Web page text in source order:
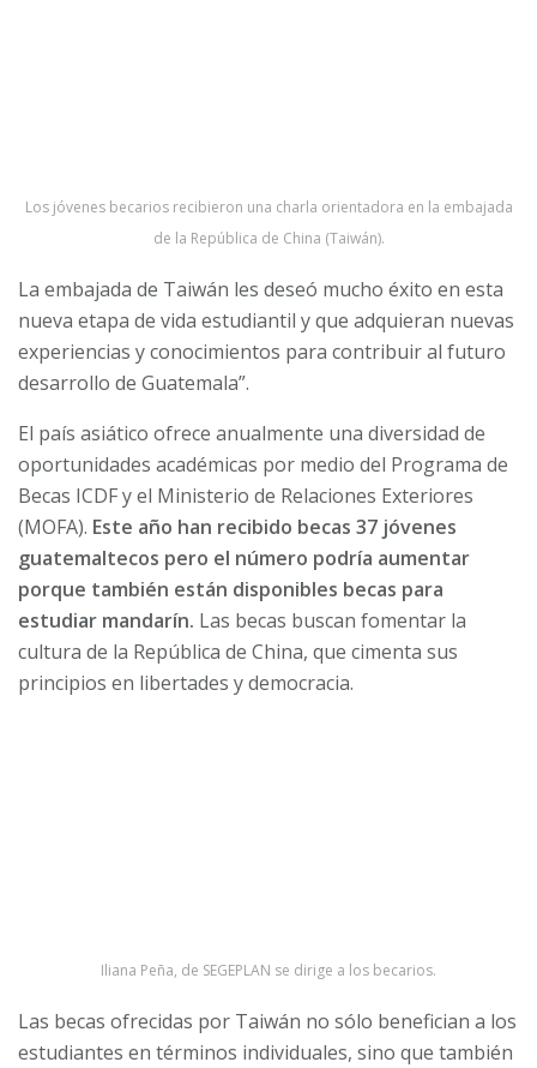
Los jóvenes becarios recibieron una charla orientadora en la embajada
de la República de China (Taiwán).
La embajada de Taiwán les deseó mucho éxito en esta
nueva etapa de vida estudiantil y que adquieran nuevas
experiencias y conocimientos para contribuir al futuro
desarrollo de Guatemala”.
El país asiático ofrece anualmente una diversidad de
oportunidades académicas por medio del Programa de
Becas ICDF y el Ministerio de Relaciones Exteriores
(MOFA). Este año han recibido becas 37 jóvenes
guatemaltecos pero el número podría aumentar
porque también están disponibles becas para
estudiar mandarín. Las becas buscan fomentar la
cultura de la República de China, que cimenta sus
principios en libertades y democracia.
Iliana Peña, de SEGEPLAN se dirige a los becarios.
Las becas ofrecidas por Taiwán no sólo benefician a los
estudiantes en términos individuales, sino que también